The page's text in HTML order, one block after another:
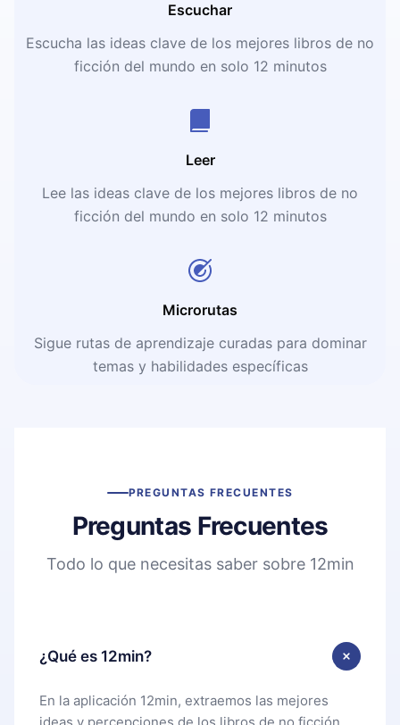
Escuchar
Escucha las ideas clave de los mejores libros de no
ficción del mundo en solo 12 minutos
Leer
Lee las ideas clave de los mejores libros de no
ficción del mundo en solo 12 minutos
Microrutas
Sigue rutas de aprendizaje curadas para dominar
temas y habilidades específicas
PREGUNTAS FRECUENTES
Preguntas Frecuentes
Todo lo que necesitas saber sobre 12min
¿Qué es 12min?
En la aplicación 12min, extraemos las mejores